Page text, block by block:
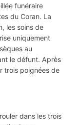
funéraire
du Coran. La
les soins de
uniquement
au
le défunt. Après
trois poignées de
dans les trois